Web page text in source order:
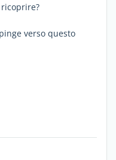
verso questo